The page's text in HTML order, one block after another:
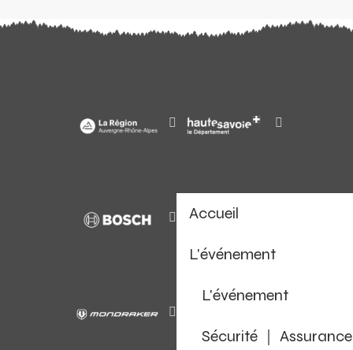
Accueil
L'événement
L'événement
Sécurité ｜ Assurance